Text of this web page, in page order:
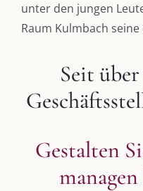
unter den jungen
Raum Kulmbach
Seit über
Gestalten